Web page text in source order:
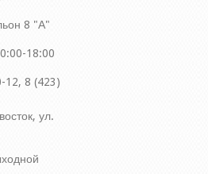
8 "А"
18:00
12, 8 (423)
ул.